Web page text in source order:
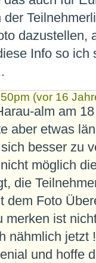
dazustellen,
Info so ich
(vor 16
alm am
aber etwas
besser zu
möglich
die
dem Foto
merken ist
nähmlich jetzt
und hoffe